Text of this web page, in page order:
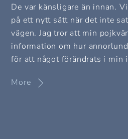
De var känsligare än innan.
på ett nytt sätt när det inte
vägen. Jag tror att min
information om hur
för att något förändrats i min
More